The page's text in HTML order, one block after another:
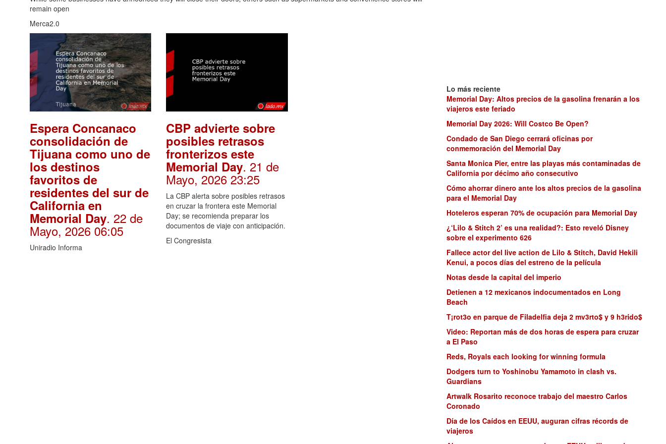
remain open
Merca2.0
Espera Concanaco
consolidación de
Tijuana como uno de
los destinos
favoritos de
residentes del sur de
California en
Memorial Day. 22 de
Mayo, 2026 06:05
Uniradio Informa
CBP advierte sobre
posibles retrasos
fronterizos este
Memorial Day. 21 de
Mayo, 2026 23:25
La CBP alerta sobre posibles retrasos
en cruzar la frontera este Memorial
Day; se recomienda preparar los
documentos de viaje con anticipación.
El Congresista
Lo más reciente
Memorial Day: Altos precios de la gasolina frenarán a los
viajeros este feriado
Memorial Day 2026: Will Costco Be Open?
Condado de San Diego cerrará oficinas por
conmemoración del Memorial Day
Santa Monica Pier, entre las playas más contaminadas de
California por décimo año consecutivo
Cómo ahorrar dinero ante los altos precios de la gasolina
para el Memorial Day
Hoteleros esperan 70% de ocupación para Memorial Day
¿‘Lilo & Stitch 2’ es una realidad?: Esto reveló Disney
sobre el experimento 626
Fallece actor del live action de Lilo & Stitch, David Hekili
Kenui, a pocos días del estreno de la película
Notas desde la capital del imperio
Detienen a 12 mexicanos indocumentados en Long
Beach
T¡rot3o en parque de Filadelfia deja 2 mv3rto$ y 9 h3rido$
Video: Reportan más de dos horas de espera para cruzar
a El Paso
Reds, Royals each looking for winning formula
Dodgers turn to Yoshinobu Yamamoto in clash vs.
Guardians
Artwalk Rosarito reconoce trabajo del maestro Carlos
Coronado
Día de los Caídos en EEUU, auguran cifras récords de
viajeros